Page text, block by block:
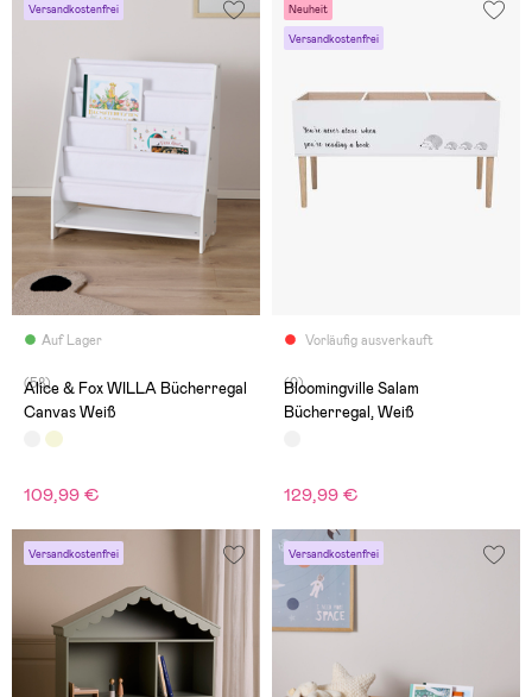
Versandkostenfrei
Auf Lager
(58)
Alice & Fox WILLA Bücherregal
Canvas Weiß
109,99 €
Neuheit
Versandkostenfrei
Vorläufig ausverkauft
(0)
Bloomingville Salam
Bücherregal, Weiß
129,99 €
Versandkostenfrei Versandkostenfrei